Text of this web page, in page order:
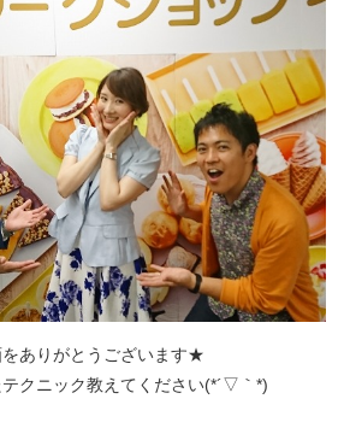
ありがとうございます★
クニック教えてください(*´▽｀*)